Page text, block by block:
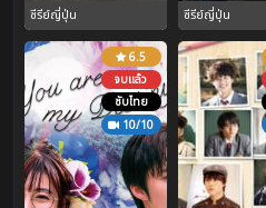
ซีรีย์ญี่ปุ่น ซีรีย์ญี่ปุ่น
6.5
จบแล้ว
ซับไทย
10/10